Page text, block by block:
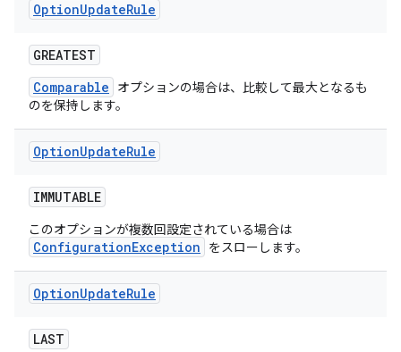
OptionUpdateRule
GREATEST
Comparable
オプションの場合は、比較して最大となるも
のを保持します。
OptionUpdateRule
IMMUTABLE
このオプションが複数回設定されている場合は
ConfigurationException をスローします。
OptionUpdateRule
LAST